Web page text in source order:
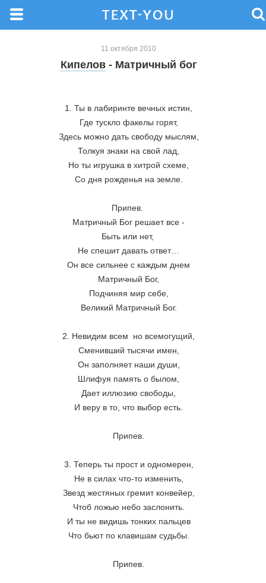
11 октября 2010
Кипелов- Матричный бог
1. Ты в лабиринте вечных истин,
Где тускло факелы горят,
Здесь можно дать свободу мыслям,
Толкуя знаки на свой лад,
Но ты игрушка в хитрой схеме,
Со дня рожденья на земле.
Припев.
Матричный Бог решает все -
Быть или нет,
Не спешит давать ответ…
Он все сильнее с каждым днем
Матричный Бог,
Подчиняя мир себе,
Великий Матричный Бог.
2. Невидим всем  но всемогущий,
Сменивший тысячи имен,
Он заполняет наши души,
Шлифуя память о былом,
Дает иллюзию свободы,
И веру в то, что выбор есть.
Припев.
3. Теперь ты прост и одномерен,
Не в силах что-то изменить,
Звезд жестяных гремит конвейер,
Чтоб ложью небо заслонить.
И ты не видишь тонких пальцев
Что бьют по клавишам судьбы.
Припев.